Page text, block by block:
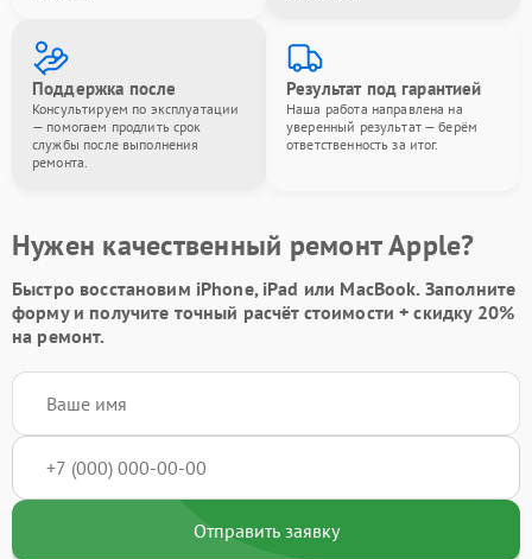
Поддержка после
Консультируем по эксплуатации
— помогаем продлить срок
службы после выполнения
ремонта.
Результат под гарантией
Наша работа направлена на
уверенный результат — берём
ответственность за итог.
Нужен качественный ремонт Apple?
Быстро восстановим iPhone, iPad или MacBook. Заполните
формуи получите точный расчёт стоимости +скидку 20%
на ремонт.
Отправить заявку